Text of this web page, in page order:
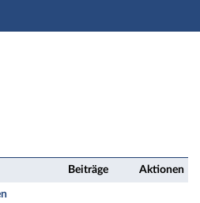
Wirtschaft - Forum
Beiträge Aktionen